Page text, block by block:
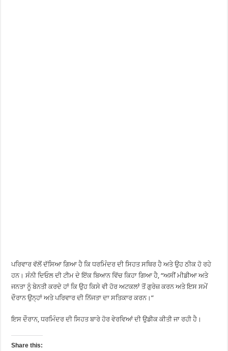
ਪਰਿਵਾਰ ਵੱਲੋਂ ਦੱਸਿਆ ਗਿਆ ਹੈ ਕਿ ਧਰਮਿੰਦਰ ਦੀ ਸਿਹਤ ਸਥਿਰ ਹੈ ਅਤੇ ਉਹ ਠੀਕ ਹੋ ਰਹੇ
ਹਨ। ਸੰਨੀ ਦਿਓਲ ਦੀ ਟੀਮ ਦੇ ਇੱਕ ਬਿਆਨ ਵਿੱਚ ਕਿਹਾ ਗਿਆ ਹੈ, “ਅਸੀਂ ਮੀਡੀਆ ਅਤੇ
ਜਨਤਾ ਨੂੰ ਬੇਨਤੀ ਕਰਦੇ ਹਾਂ ਕਿ ਉਹ ਕਿਸੇ ਵੀ ਹੋਰ ਅਟਕਲਾਂ ਤੋਂ ਗੁਰੇਜ਼ ਕਰਨ ਅਤੇ ਇਸ ਸਮੇਂ
ਦੌਰਾਨ ਉਨ੍ਹਾਂ ਅਤੇ ਪਰਿਵਾਰ ਦੀ ਨਿੱਜਤਾ ਦਾ ਸਤਿਕਾਰ ਕਰਨ।”
ਇਸ ਦੌਰਾਨ, ਧਰਮਿੰਦਰ ਦੀ ਸਿਹਤ ਬਾਰੇ ਹੋਰ ਵੇਰਵਿਆਂ ਦੀ ਉਡੀਕ ਕੀਤੀ ਜਾ ਰਹੀ ਹੈ।
Share this: